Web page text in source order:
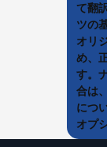
て翻
ツの
オリ
め、
す。
合は
につ
オプ